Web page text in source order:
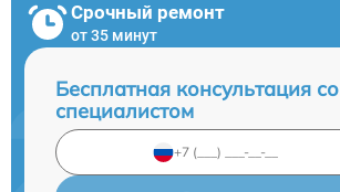
Срочный ремонт
от 35 минут
Бесплатная консультация со
специалистом